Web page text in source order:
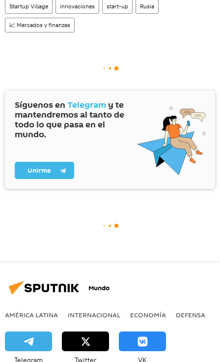
Startup Village innovaciones start-up Rusia
📈 Mercados y finanzas
Síguenos en Telegram y te
mantendremos al tanto de
todo lo que pasa en el
mundo.
Unirme
Mundo
AMÉRICA LATINA INTERNACIONAL ECONOMÍA DEFENSA
Telegram Twitter VK